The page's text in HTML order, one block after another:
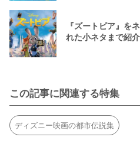
『ズートピア』を
れた小ネタまで紹介
この記事に関連する特集
ディズニー映画の都市伝説集